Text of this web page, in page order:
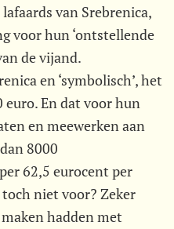
van Srebrenica,
voor hun ‘ontstellende
de vijand.
en ‘symbolisch’, het
euro. En dat voor hun
en meewerken aan
8000
62,5 eurocent per
niet voor? Zeker
hadden met